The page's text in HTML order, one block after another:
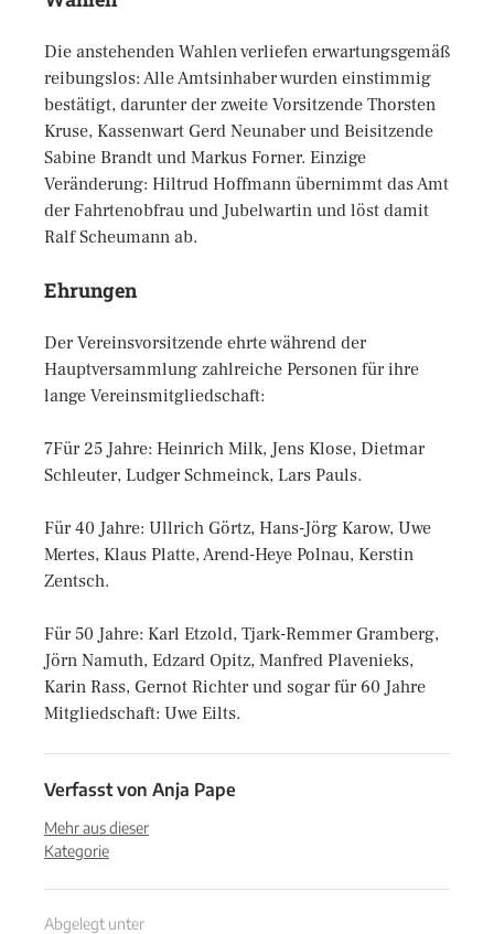
Die anstehenden Wahlen verliefen erwartungsgemäß
reibungslos: Alle Amtsinhaber wurden einstimmig
bestätigt, darunter der zweite Vorsitzende Thorsten
Kruse, Kassenwart Gerd Neunaber und Beisitzende
Sabine Brandt und Markus Forner. Einzige
Veränderung: Hiltrud Hoffmann übernimmt das Amt
der Fahrtenobfrau und Jubelwartin und löst damit
Ralf Scheumann ab.
Ehrungen
Der Vereinsvorsitzende ehrte während der
Hauptversammlung zahlreiche Personen für ihre
lange Vereinsmitgliedschaft:
7Für 25 Jahre: Heinrich Milk, Jens Klose, Dietmar
Schleuter, Ludger Schmeinck, Lars Pauls.
Für 40 Jahre: Ullrich Görtz, Hans-Jörg Karow, Uwe
Mertes, Klaus Platte, Arend-Heye Polnau, Kerstin
Zentsch.
Für 50 Jahre: Karl Etzold, Tjark-Remmer Gramberg,
Jörn Namuth, Edzard Opitz, Manfred Plavenieks,
Karin Rass, Gernot Richter und sogar für 60 Jahre
Mitgliedschaft: Uwe Eilts.
Verfasst von Anja Pape
Mehr aus dieser
Kategorie
Abgelegt unter